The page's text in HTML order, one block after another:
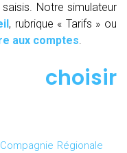
Notre simulateur
, rubrique « Tarifs » ou
aux comptes.
Compagnie Régionale